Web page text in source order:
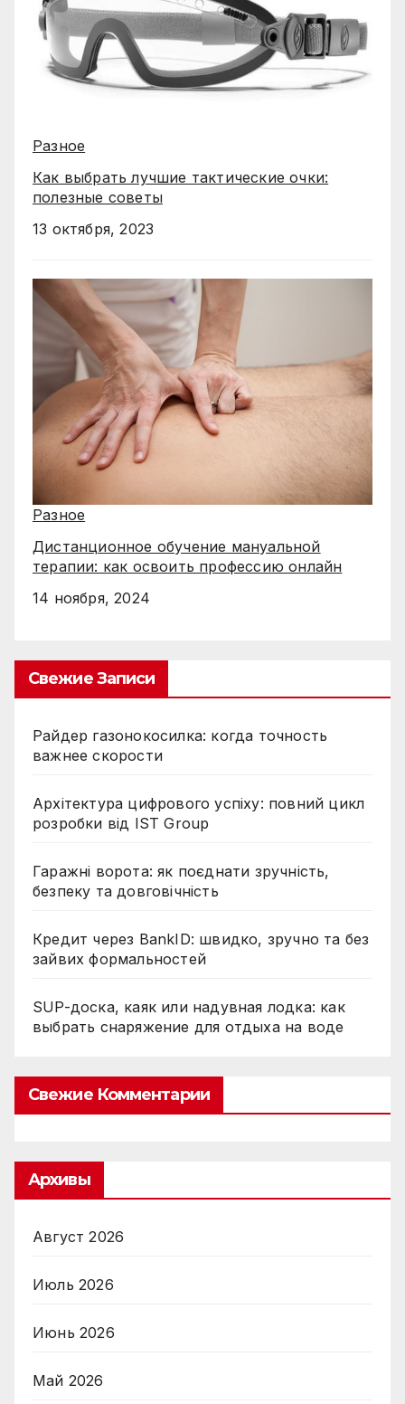
Разное
Как выбрать лучшие тактические очки:
полезные советы
13 октября, 2023
Разное
Дистанционное обучение мануальной
терапии: как освоить профессию онлайн
14 ноября, 2024
Свежие Записи
Райдер газонокосилка: когда точность
важнее скорости
Архітектура цифрового успіху: повний цикл
розробки від IST Group
Гаражні ворота: як поєднати зручність,
безпеку та довговічність
Кредит через BankID: швидко, зручно та без
зайвих формальностей
SUP-доска, каяк или надувная лодка: как
выбрать снаряжение для отдыха на воде
Свежие Комментарии
Архивы
Август 2026
Июль 2026
Июнь 2026
Май 2026